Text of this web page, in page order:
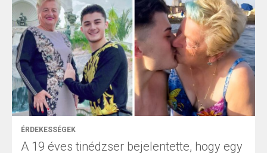
ÉRDEKESSÉGEK
A 19 éves tinédzser bejelentette, hogy egy